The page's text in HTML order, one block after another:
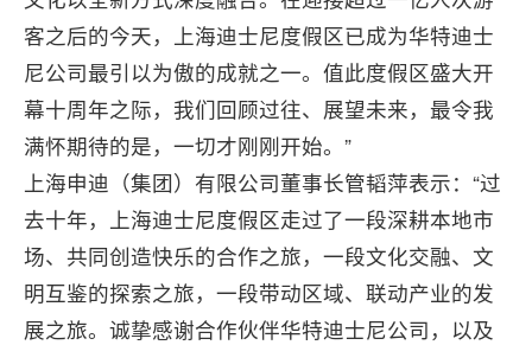
客之后的今天，上海迪士尼度假区已成为华特迪士
尼公司最引以为傲的成就之一。值此度假区盛大开
幕十周年之际，我们回顾过往、展望未来，最令我
满怀期待的是，一切才刚刚开始。”
上海申迪（集团）有限公司董事长管韬萍表示：“过
去十年，上海迪士尼度假区走过了一段深耕本地市
场、共同创造快乐的合作之旅，一段文化交融、文
明互鉴的探索之旅，一段带动区域、联动产业的发
展之旅。诚挚感谢合作伙伴华特迪士尼公司，以及